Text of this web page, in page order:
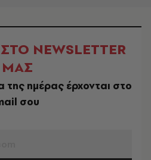
NEWSLETTER
ΜΑΣ
ημέρας έρχονται στο
σου